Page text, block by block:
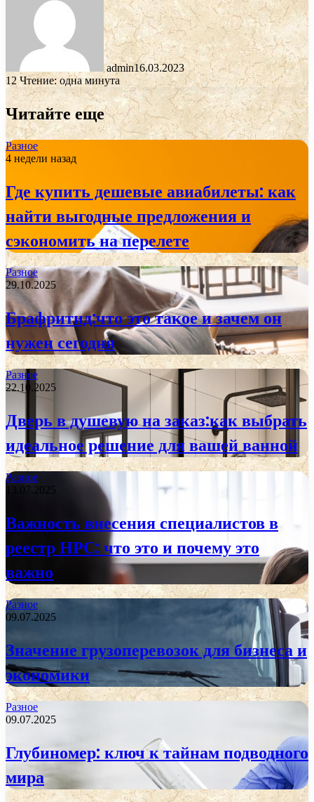
admin16.03.2023
12 Чтение: одна минута
Читайте еще
Разное
4 недели назад
Где купить дешевые авиабилеты: как
найти выгодные предложения и
сэкономить на перелете
Разное
29.10.2025
Брафритид:что это такое и зачем он
нужен сегодня
Разное
22.10.2025
Дверь в душевую на заказ:как выбрать
идеальное решение для вашей ванной
Разное
13.07.2025
Важность внесения специалистов в
реестр НРС: что это и почему это
важно
Разное
09.07.2025
Значение грузоперевозок для бизнеса и
экономики
Разное
09.07.2025
Глубиномер: ключ к тайнам подводного
мира